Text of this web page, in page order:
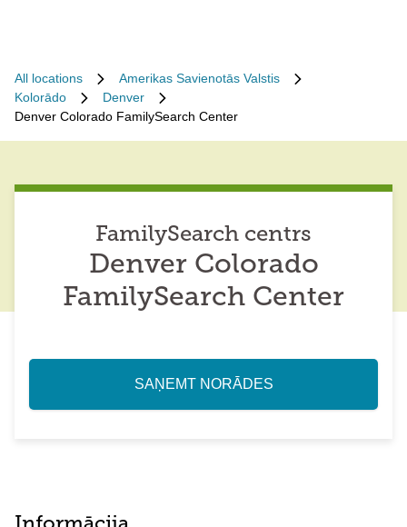
All locations
Amerikas Savienotās Valstis
Kolorādo
Denver
Denver Colorado FamilySearch Center
FamilySearch centrs
Denver Colorado
FamilySearch Center
SAŅEMT NORĀDES